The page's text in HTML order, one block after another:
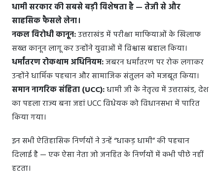
धामी सरकार की सबसे बड़ी विशेषता है — तेजी से और
साहसिक फैसले लेना।
नकल विरोधी कानून:उत्तराखंड में परीक्षा माफियाओं के खिलाफ
सख्त कानून लागू कर उन्होंने युवाओं में विश्वास बहाल किया।
धर्मांतरण रोकथाम अधिनियम:जबरन धर्मांतरण पर रोक लगाकर
उन्होंने धार्मिक पहचान और सामाजिक संतुलन को मजबूत किया।
समान नागरिक संहिता (UCC):धामी जी के नेतृत्व में उत्तराखंड, देश
का पहला राज्य बना जहां UCC विधेयक को विधानसभा में पारित
किया गया।
इन सभी ऐतिहासिक निर्णयों ने उन्हें “धाकड़ धामी” की पहचान
दिलाई है — एक ऐसा नेता जो जनहित के निर्णयों में कभी पीछे नहीं
हटता।